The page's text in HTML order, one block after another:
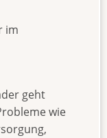
im
geht
wie